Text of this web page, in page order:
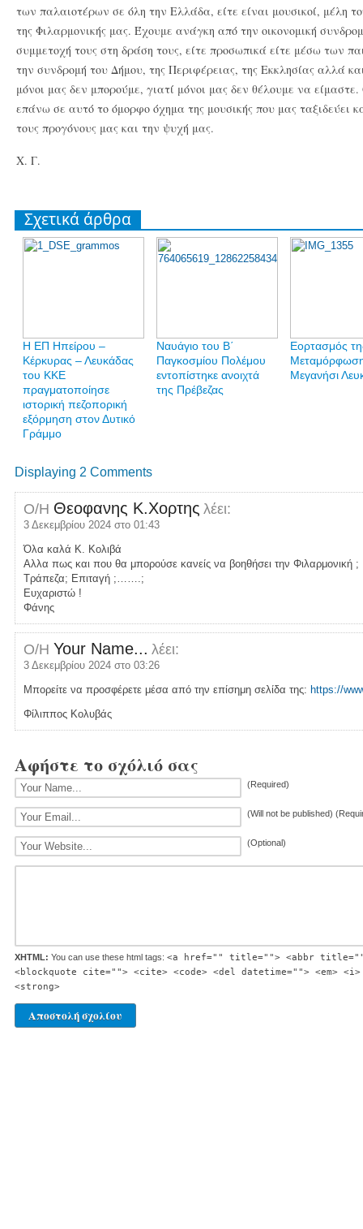
των παλαιοτέρων σε όλη την Ελλάδα, είτε είναι μουσικοί, μέλη
της Φιλαρμονικής μας. Έχουμε ανάγκη από την οικονομική
συμμετοχή τους στη δράση τους, είτε προσωπικά είτε μέσω των
την συνδρομή του Δήμου, της Περιφέρειας, της Εκκλησίας αλλά
μόνοι μας δεν μπορούμε, γιατί μόνοι μας δεν θέλουμε να
επάνω σε αυτό το όμορφο όχημα της μουσικής που μας ταξιδεύει
τους προγόνους μας και την ψυχή μας.
Χ. Γ.
Σχετικά άρθρα
Η ΕΠ Ηπείρου –
Κέρκυρας – Λευκάδας
του ΚΚΕ
πραγματοποίησε
ιστορική πεζοπορική
εξόρμηση στον Δυτικό
Γράμμο
Ναυάγιο του Β΄
Παγκοσμίου Πολέμου
εντοπίστηκε ανοιχτά
της Πρέβεζας
Εορτασμός
Μεγανήσι
Displaying 2 Comments
Ο/Η Θεοφανης Κ.Χορτης λέει:
3 Δεκεμβρίου 2024 στο 01:43
Όλα καλά Κ. Κολιβά
Αλλα πως και που θα μπορούσε κανείς να βοηθήσει την Φιλαρμονική ;
Τράπεζα; Επιταγή ;…….;
Ευχαριστώ !
Φάνης
Ο/Η Your Name... λέει:
3 Δεκεμβρίου 2024 στο 03:26
Μπορείτε να προσφέρετε μέσα από την επίσημη σελίδα της: https://
Φίλιππος Κολυβάς
Αφήστε το σχόλιό σας
(Required)
(Will not be published)
(Optional)
XHTML: You can use these html tags: <a href="" title=""> <abbr
<blockquote cite=""> <cite> <code> <del datetime=""> <em>
<strong>